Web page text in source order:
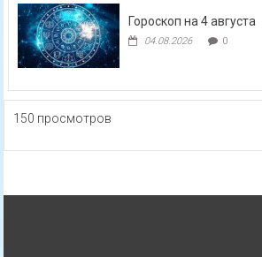
Гороскоп на 4 августа
04.08.2026 0
150 просмотров